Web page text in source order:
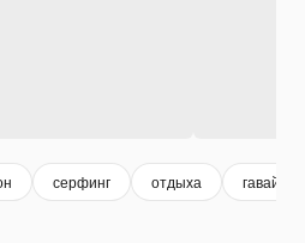
серфинг отдыха гавайи